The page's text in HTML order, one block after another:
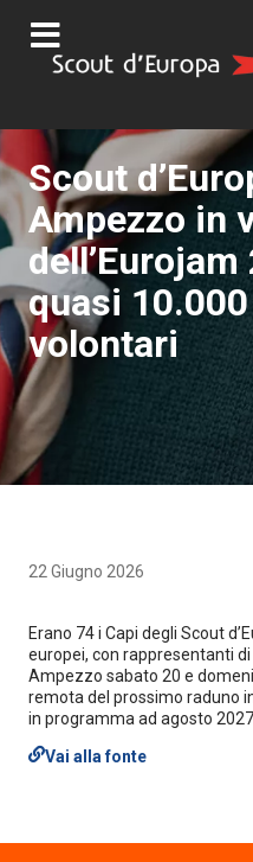
Scout
Ampezzo in
quasi
volontari
22 Giugno 2026
Erano 74 i Capi degli Scout
europei, con rappresentanti
Ampezzo sabato 20 e
remota del prossimo raduno
in programma ad agosto 2027
Vai alla fonte